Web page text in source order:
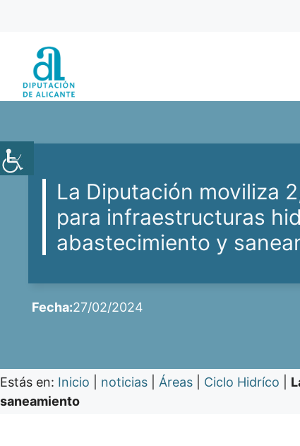
contenido
La Diputación moviliza
para infraestructuras
abastecimiento y
Fecha:27/02/2024
Estás en: Inicio noticias Áreas Ciclo Hidríco
saneamiento